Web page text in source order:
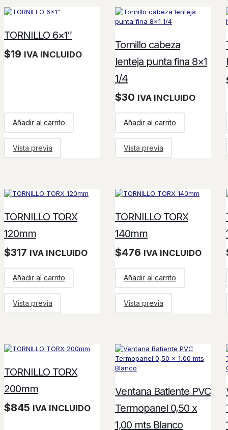
TORNILLO 6×1″
$19 IVA INCLUIDO
Añadir al carrito
Vista previa
Tornillo cabeza
lenteja punta fina 8×1
1/4
$30 IVA INCLUIDO
Añadir al carrito
Vista previa
TORNILLO TORX
120mm
$317 IVA INCLUIDO
Añadir al carrito
Vista previa
TORNILLO TORX
140mm
$476 IVA INCLUIDO
Añadir al carrito
Vista previa
TORNILLO TORX
200mm
$845 IVA INCLUIDO
Ventana Batiente PVC
Termopanel 0,50 x
1,00 mts Blanco